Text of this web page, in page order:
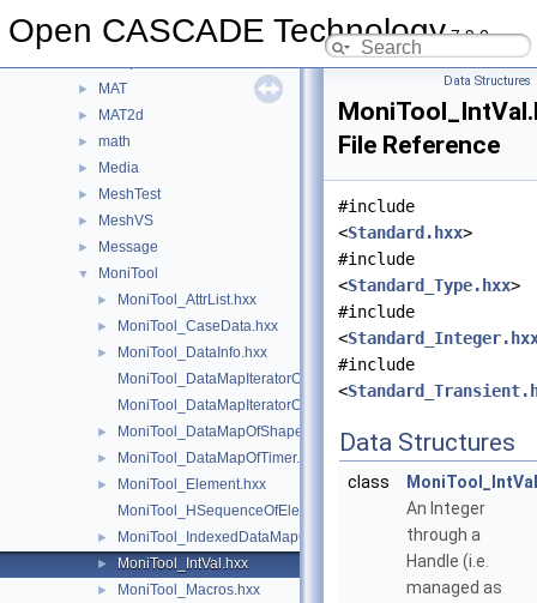
Open CASCADE Technology7.9.0
LProp
► MAT
► MAT2d
► math
► Media
► MeshTest
► MeshVS
► Message
▼ MoniTool
► MoniTool_AttrList.hxx
► MoniTool_CaseData.hxx
►
MoniTool_DataInfo.hxx
MoniTool_DataMapIteratorOfDataMapOfShapeTransient.hxx
MoniTool_DataMapIteratorOfDataMapOfTimer.hxx
► MoniTool_DataMapOfShapeTransient.hxx
► MoniTool_DataMapOfTimer.hxx
►
MoniTool_Element.hxx
MoniTool_HSequenceOfElement.hxx
► MoniTool_IndexedDataMapOfShapeTransient.hxx
► MoniTool_IntVal.hxx
► MoniTool_Macros.hxx
Data Structures
File Reference
#include
<Standard.hxx>
#include
<Standard_Type.hxx>
#include
<
#include
<
Data Structures
class
MoniTool_IntVal
An Integer
through a
Handle (i.e.
managed as